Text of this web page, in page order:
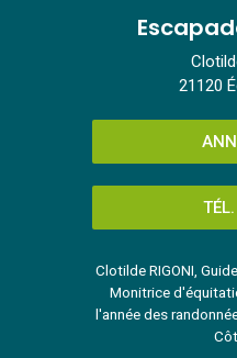
21120
Clotilde RIGONI,
Monitrice
l'année des